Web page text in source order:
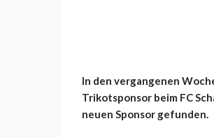
In den vergangenen
Trikotsponsor beim FC
neuen Sponsor gefunden.